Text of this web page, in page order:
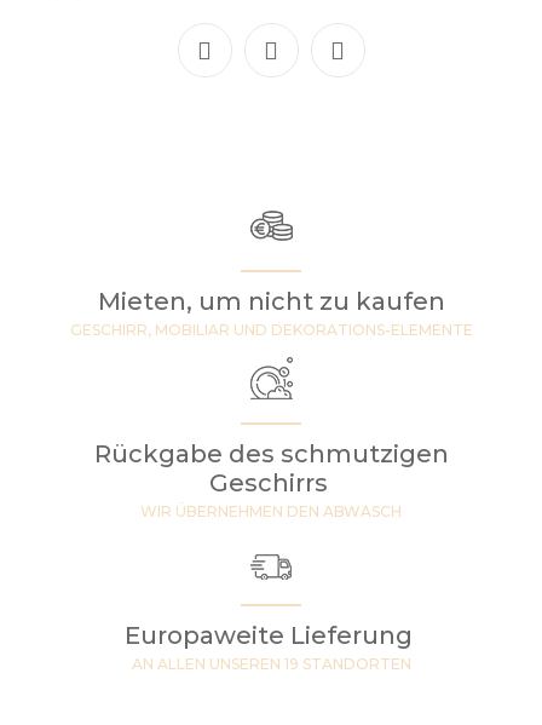
Mieten, um nicht zu kaufen
GESCHIRR, MOBILIAR UND DEKORATIONS-ELEMENTE
Rückgabe des schmutzigen
Geschirrs
WIR ÜBERNEHMEN DEN ABWASCH
Europaweite Lieferung
AN ALLEN UNSEREN 19 STANDORTEN